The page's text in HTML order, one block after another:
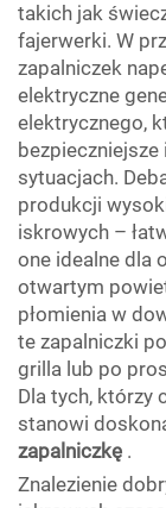
takich jak
fajerwerki. W
zapalniczek
elektryczne
elektrycznego,
bezpieczniejsze
sytuacjach.
produkcji
iskrowych –
one idealne dla
otwartym
płomienia w
te zapalniczki
grilla lub po
Dla tych, którzy
stanowi
zapalniczkę .
Znalezienie